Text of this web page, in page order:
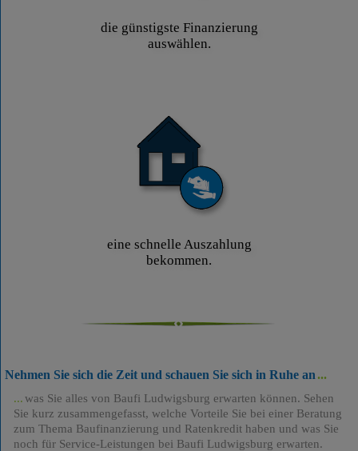
die günstigste Finanzierung
auswählen.
eine schnelle Auszahlung
bekommen.
Nehmen Sie sich die Zeit und schauen Sie sich in Ruhe an
was Sie alles von Baufi Ludwigsburg erwarten können. Sehen
Sie kurz zusammengefasst, welche Vorteile Sie bei einer Beratung
zum Thema Baufinanzierung und Ratenkredit haben und was Sie
noch für Service-Leistungen bei Baufi Ludwigsburg erwarten.